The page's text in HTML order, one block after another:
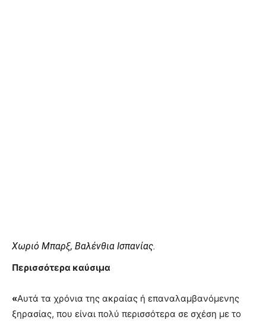
Χωριό Μπαρξ, Βαλένθια Ισπανίας.
Περισσότερα καύσιμα
«Αυτά τα χρόνια της ακραίας ή επαναλαμβανόμενης
ξηρασίας, που είναι πολύ περισσότερα σε σχέση με το